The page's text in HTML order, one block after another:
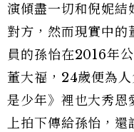
演傾盡一切和倪妮結
對方，然而現實中的
員的孫怡在2016年
董大福，24歲便為
是少年》裡也大秀恩
上拍下傳給孫怡，